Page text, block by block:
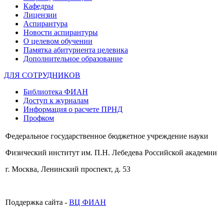
Кафедры
Лицензии
Аспирантура
Новости аспирантуры
О целевом обучении
Памятка абитуриента целевика
Дополнительное образование
ДЛЯ СОТРУДНИКОВ
Библиотека ФИАН
Доступ к журналам
Информация о расчете ПРНД
Профком
Федеральное государственное бюджетное учреждение науки
Физический институт им. П.Н. Лебедева Российской академии
г. Москва, Ленинский проспект, д. 53
Поддержка сайта - ВЦ ФИАН